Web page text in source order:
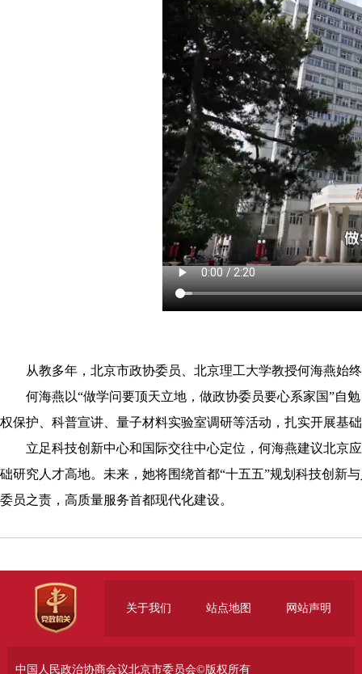
从教多年，北京市政协委员、北京理工大学教授何海燕始
何海燕以“做学问要顶天立地，做政协委员要心系家国”自勉
权保护、科普宣讲、量子材料实验室调研等活动，扎实开展基
立足科技创新中心和国际交往中心定位，何海燕建议北京应
础研究人才高地。未来，她将围绕首都“十五五”规划科技创新
委员之责，高质量服务首都现代化建设。
关于我们 站点地图 网站声明
中国人民政治协商会议北京市委员会©版权所有